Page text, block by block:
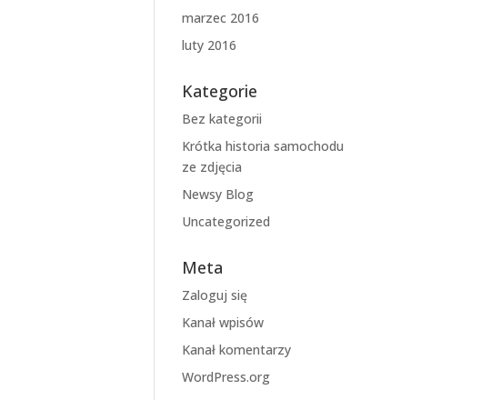
marzec 2016
luty 2016
Kategorie
Bez kategorii
Krótka historia samochodu
ze zdjęcia
Newsy Blog
Uncategorized
Meta
Zaloguj się
Kanał wpisów
Kanał komentarzy
WordPress.org